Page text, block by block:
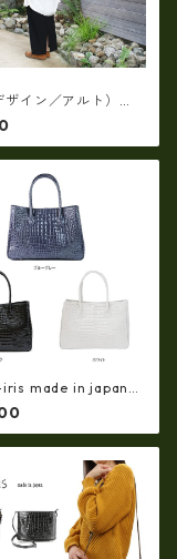
ザイン／アルト）
）牛革オイルシュリ
ッシュ ショルダ
1329
iris made in japan】
】牛革エナメルクロ
ージサイズ・トート
ir-674